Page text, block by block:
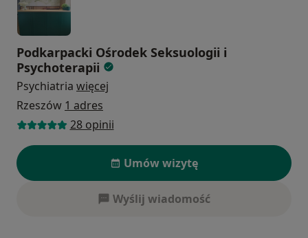
Podkarpacki Ośrodek Seksuologii i
Psychoterapii
Psychiatria więcej
Rzeszów 1 adres
28 opinii
Umów wizytę
Wyślij wiadomość